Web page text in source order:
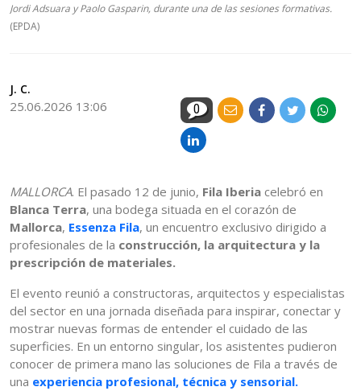
Jordi Adsuara y Paolo Gasparin, durante una de las sesiones formativas.
(EPDA)
J. C.
25.06.2026 13:06 0
MALLORCA. El pasado 12 de junio, Fila Iberia celebró en
Blanca Terra, una bodega situada en el corazón de
Mallorca, Essenza Fila, un encuentro exclusivo dirigido a
profesionales de la construcción, la arquitectura y la
prescripción de materiales.
El evento reunió a constructoras, arquitectos y especialistas
del sector en una jornada diseñada para inspirar, conectar y
mostrar nuevas formas de entender el cuidado de las
superficies. En un entorno singular, los asistentes pudieron
conocer de primera mano las soluciones de Fila a través de
una experiencia profesional, técnica y sensorial.